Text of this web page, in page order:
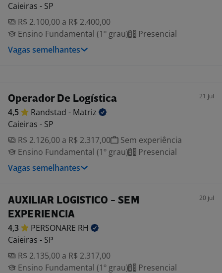
Caieiras - SP
R$ 2.100,00 a R$ 2.400,00
Ensino Fundamental (1º grau)
Presencial
Vagas semelhantes
Operador De Logística 21 jul
4,5 Randstad - Matriz
Caieiras - SP
R$ 2.126,00 a R$ 2.317,00
Sem experiência
Ensino Fundamental (1º grau)
Presencial
Vagas semelhantes
AUXILIAR LOGISTICO - SEM
EXPERIENCIA
20 jul
4,3 PERSONARE RH
Caieiras - SP
R$ 2.135,00 a R$ 2.317,00
Ensino Fundamental (1º grau)
Presencial